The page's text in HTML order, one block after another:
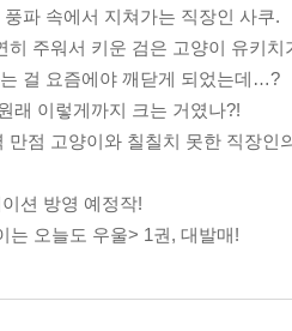
파 속에서 지쳐가는 직장인 사쿠.
히 주워서 키운 검은 고양이 유키치
걸 요즘에야 깨닫게 되었는데…?
래 이렇게까지 크는 거였나?!
만점 고양이와 칠칠치 못한 직장인
션 방영 예정작!
는 오늘도 우울> 1권, 대발매!